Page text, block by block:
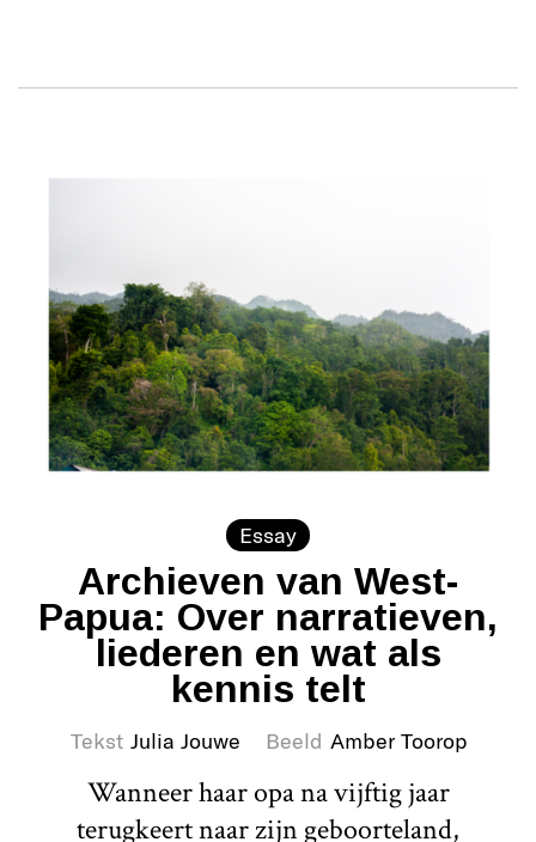
Essay
Archieven van West-
Papua: Over narratieven,
liederen en wat als
kennis telt
Tekst Julia Jouwe Beeld Amber Toorop
Wanneer haar opa na vijftig jaar
terugkeert naar zijn geboorteland,